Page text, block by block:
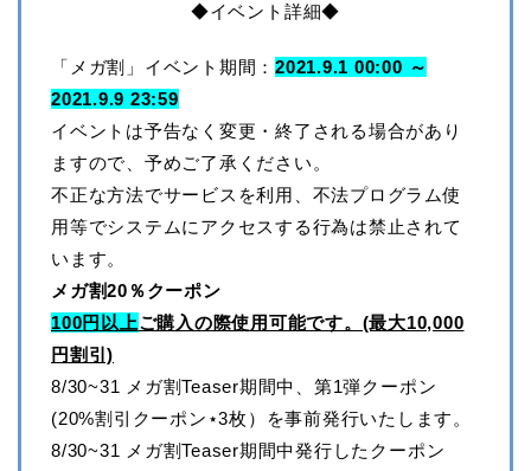
◆イベント詳細◆
「メガ割」イベント期間：2021.9.1 00:00 ～
2021.9.9 23:59
イベントは予告なく変更・終了される場合があり
ますので、予めご了承ください。
不正な方法でサービスを利用、不法プログラム使
用等でシステムにアクセスする行為は禁止されて
います。
メガ割20％クーポン
100円以上ご購入の際使用可能です。(最大10,000
円割引)
8/30~31 メガ割Teaser期間中、第1弾クーポン
(20%割引クーポン⋆3枚）を事前発行いたします。
8/30~31 メガ割Teaser期間中発行したクーポン